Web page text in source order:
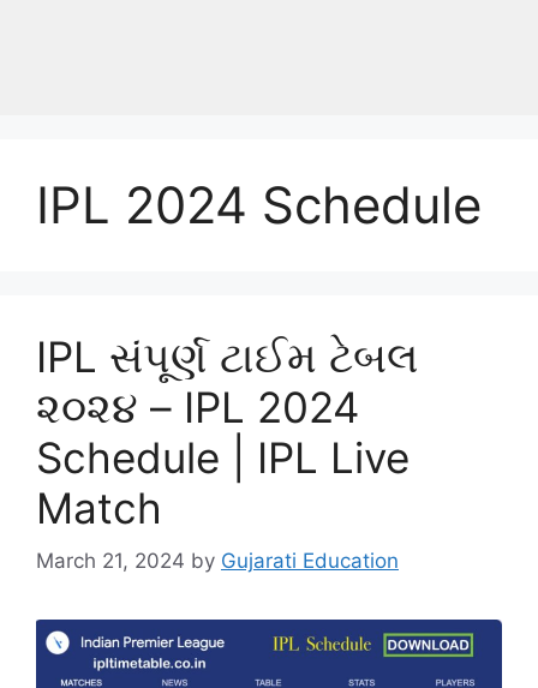
IPL 2024 Schedule
IPL સંપૂર્ણ ટાઈમ ટેબલ
૨૦૨૪ – IPL 2024
Schedule | IPL Live
Match
March 21, 2024 by Gujarati Education